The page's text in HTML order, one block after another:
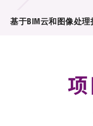
合作计划
征求研发项
基于BIM云和图像处
项